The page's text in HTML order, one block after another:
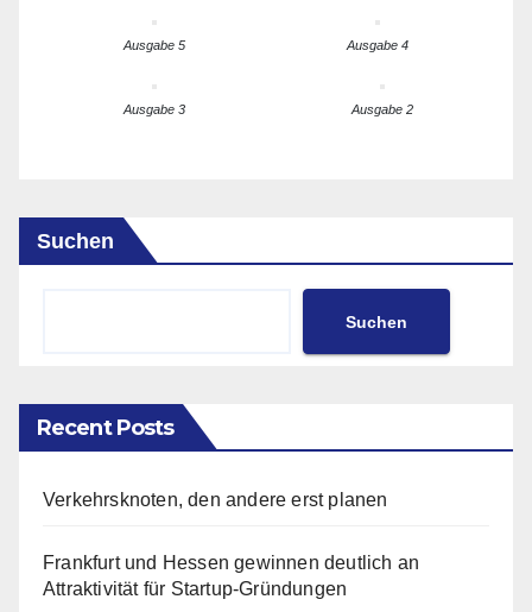
Ausgabe 5 Ausgabe 4
Ausgabe 3 Ausgabe 2
Suchen
Suchen
Recent Posts
Verkehrsknoten, den andere erst planen
Frankfurt und Hessen gewinnen deutlich an
Attraktivität für Startup-Gründungen